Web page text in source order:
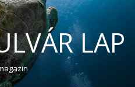
LAP